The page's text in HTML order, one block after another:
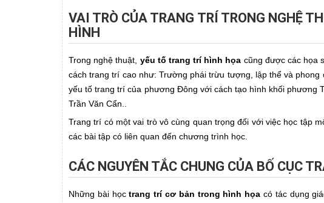
VAI TRÒ CỦA TRANG TRÍ TRONG NGHỆ
HÌNH
Trong nghệ thuật, yếu tố trang trí hình họa cũng được các họa
cách trang trí cao như: Trường phái trừu tượng, lập thể và
yếu tố trang trí của phương Đông với cách tạo hình khối phương
Trần Văn Cẩn..
Trang trí có một vai trò vô cùng quan trọng đối với việc học tập
các bài tập có liên quan đến chương trình học.
CÁC NGUYÊN TẮC CHUNG CỦA BỐ CỤC
Những bài họctrang trí cơ bản trong hình họa có tác dụng